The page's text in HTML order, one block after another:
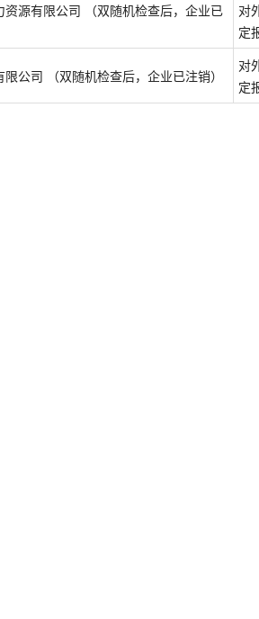
源有限公司 （双随机检查后，企业已
对
定
公司 （双随机检查后，企业已注销）
对
定